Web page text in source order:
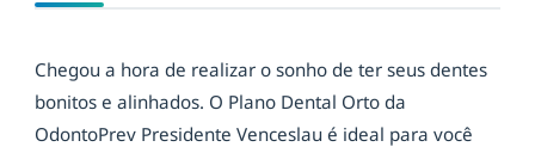
Chegou a hora de realizar o sonho de ter seus dentes
bonitos e alinhados. O Plano Dental Orto da
OdontoPrev Presidente Venceslau é ideal para você